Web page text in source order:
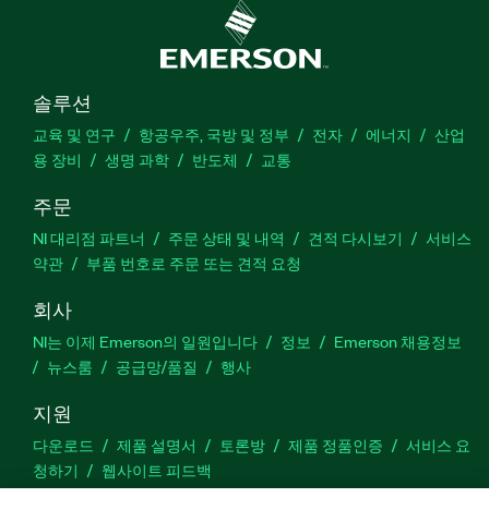
솔루션
교육 및 연구 항공우주, 국방 및 정부 전자 에너지
산업
용 장비
생명 과학 반도체 교통
주문
NI 대리점 파트너 주문 상태 및 내역 견적 다시보기
서비스
약관
부품 번호로 주문 또는 견적 요청
회사
NI는 이제 Emerson의 일원입니다 정보
Emerson 채용정보
뉴스룸
공급망/품질 행사
지원
다운로드 제품 설명서 토론방 제품 정품인증
서비스 요
청하기
웹사이트 피드백